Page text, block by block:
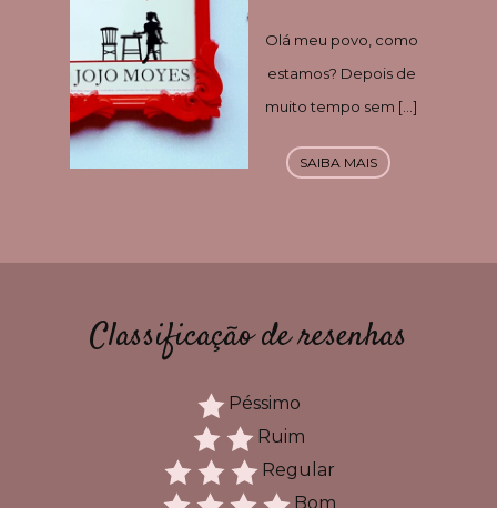
Olá meu povo, como
estamos? Depois de
muito tempo sem […]
SAIBA MAIS
Classificação de resenhas
Péssimo
Ruim
Regular
Bom